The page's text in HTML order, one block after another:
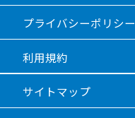
プライバシーポリシー
利用規約
サイトマップ